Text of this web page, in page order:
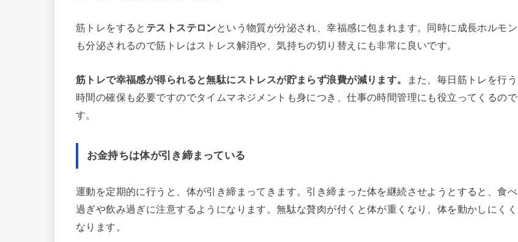
筋トレをすると テストステロンという物質が分泌され、幸福感に包まれます。同時に成長ホルモン
も分泌されるので筋トレはストレス解消や、気持ちの切り替えにも非常に良いです。
筋トレで幸福感が得られると無駄にストレスが貯まらず浪費が減ります。
また、毎日筋トレを行う
時間の確保も必要ですのでタイムマネジメントも身につき、仕事の時間管理にも役立ってくるので
す。
お金持ちは体が引き締まっている
運動を定期的に行うと、体が引き締まってきます。引き締まった体を継続させようとすると、食べ
過ぎや飲み過ぎに注意するようになります。無駄な贅肉が付くと体が重くなり、体を動かしにくく
なります。